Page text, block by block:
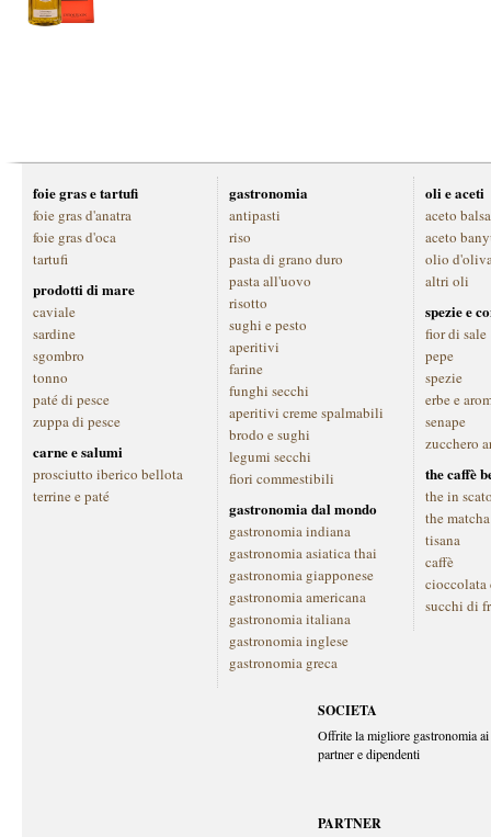
foie gras e tartufi
foie gras d'anatra
foie gras d'oca
tartufi
prodotti di mare
caviale
sardine
sgombro
tonno
paté di pesce
zuppa di pesce
carne e salumi
prosciutto iberico bellota
terrine e paté
gastronomia
antipasti
riso
pasta di grano duro
pasta all'uovo
risotto
sughi e pesto
aperitivi
farine
funghi secchi
aperitivi creme spalmabili
brodo e sughi
legumi secchi
fiori commestibili
gastronomia dal mondo
gastronomia indiana
gastronomia asiatica thai
gastronomia giapponese
gastronomia americana
gastronomia italiana
gastronomia inglese
gastronomia greca
oli e aceti
aceto
aceto
olio
altri oli
spezie e
fior di sale
pepe
spezie
erbe e
senape
zucchero
the caffè
the in
the matcha
tisana
caffè
cioccolata
succhi di
SOCIETA
Offrite la migliore gastronomia
partner e dipendenti
PARTNER